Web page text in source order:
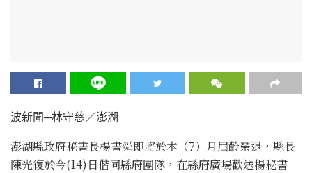
波新聞─林守慈／澎湖
澎湖縣政府秘書長楊書舜即將於本（7）月屆齡榮退，縣長
陳光復於今(14)日偕同縣府團隊，在縣府廣場歡送楊秘書